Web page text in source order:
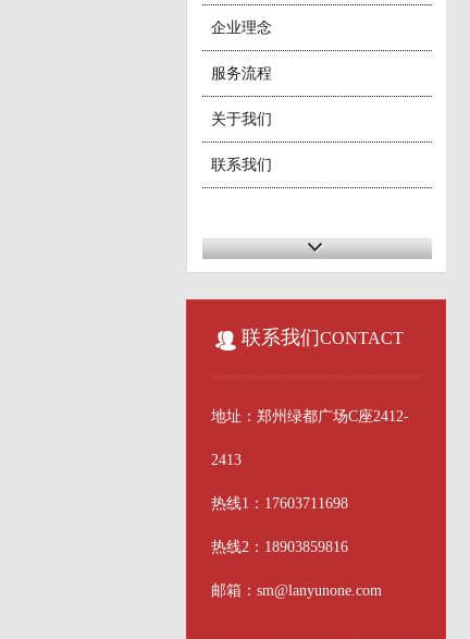
企业理念
服务流程
关于我们
联系我们
联系我们CONTACT
地址：郑州绿都广场C座2412-
2413
热线1：17603711698
热线2：18903859816
邮箱：sm@lanyunone.com